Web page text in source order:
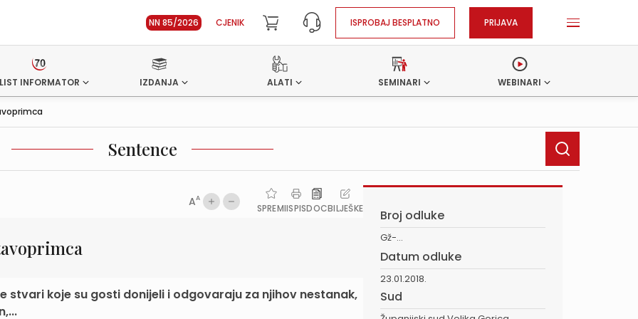
NN 85/2026 CJENIK ISPROBAJ BESPLATNO PRIJAVA
INFORMATOR IZDANJA ALATI SEMINARI WEBINARI
Sentence
AA
SPREMIISPISDOCBILJEŠKE
koje su gosti donijeli i odgovaraju za njihov nestanak,
Broj odluke
Gž-...
Datum odluke
23.01.2018.
Sud